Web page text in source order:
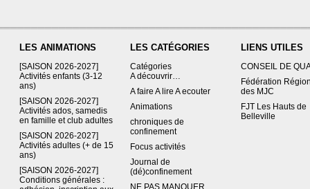
LES ANIMATIONS
[SAISON 2026-2027]
Activités enfants (3-12
ans)
[SAISON 2026-2027]
Activités ados, samedis
en famille et club adultes
[SAISON 2026-2027]
Activités adultes (+ de 15
ans)
[SAISON 2026-2027]
Conditions générales :
LES CATÉGORIES
Catégories
A découvrir…
A faire A lire A ecouter
Animations
chroniques de
confinement
Focus activités
Journal de
(dé)confinement
NE PAS MANQUER
LIENS UTILES
CONSEIL DE
Fédération
des MJC
FJT Les Hauts de
Belleville